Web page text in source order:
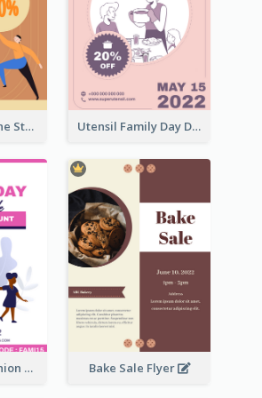
Youth Day Online Store Discount Flyer Utensil Family Day Discount Flyer
Family Day Fashion Sales Flyer Bake Sale Flyer